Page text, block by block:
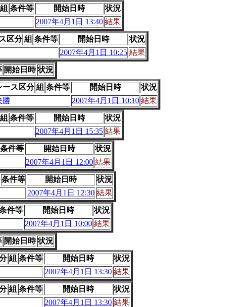
組 条件等 開始日時
状況
2007年4月1日 13:40 結果
区分 組 条件等 開始日時
状況
2007年4月1日 10:25 結果
開始日時 状況
ース区分 組 条件等 開始日時
状況
勝 2007年4月1日 10:10 結果
組 条件等 開始日時
状況
2007年4月1日 15:35 結果
条件等 開始日時
状況
2007年4月1日 12:00 結果
条件等 開始日時
状況
2007年4月1日 12:30 結果
件等 開始日時
状況
2007年4月1日 10:00 結果
開始日時 状況
組 条件等 開始日時
状況
2007年4月1日 13:30 結果
組 条件等 開始日時
状況
2007年4月1日 13:30 結果